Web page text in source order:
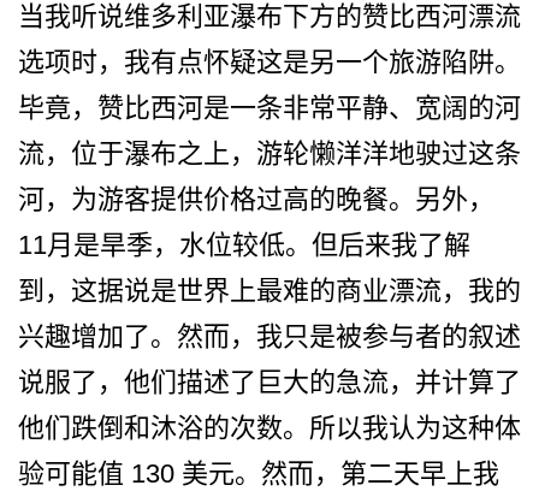
当我听说维多利亚瀑布下方的­赞比西河漂流
选项时，我有点怀疑这是另一个旅游陷阱­。
毕竟，赞比西河是一条非常平静、宽阔的河
流，位于­瀑布之上，游轮懒洋洋地驶过这条
河，为游客提供价格­过高的晚餐。另外，
11月是旱季，水位较低。但后来­我了解
到，这据说是世界上最难的商业漂流，我的
兴趣­增加了。然而，我只是被参与者的叙述
说服了，他们描­述了巨大的急流，并计算了
他们跌倒和沐浴的次数。所­以我认为这种体
验可能值 130 美元。然而，第二天早上我